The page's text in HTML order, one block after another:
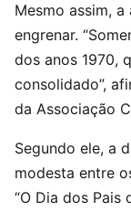
Mesmo assim,
engrenar.
dos anos 1970,
consolidado”,
da Associação
Segundo ele, a
modesta entre
“O Dia dos Pais